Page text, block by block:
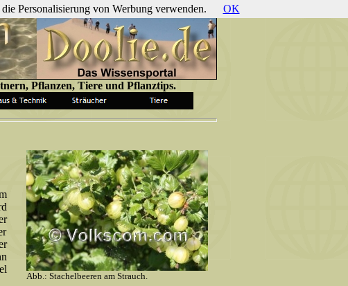
Pflanzen, Tiere und Pflanztips.
Abb.: Stachelbeeren am Strauch.
Personalisierung von Werbung verwenden. OK